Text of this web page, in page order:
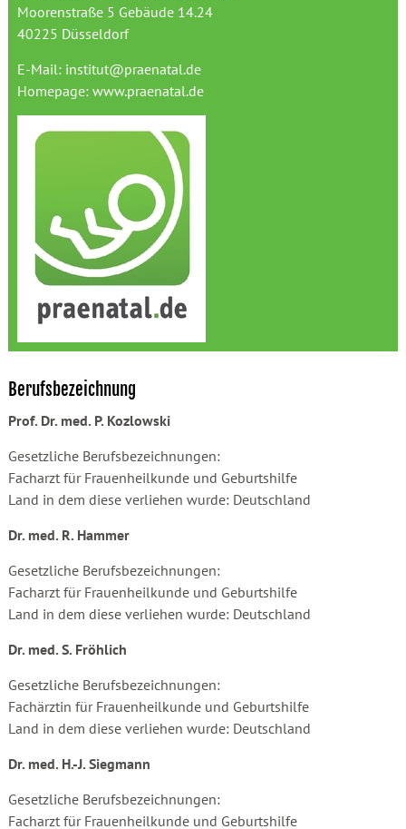
Moorenstraße 5 Gebäude 14.24
40225 Düsseldorf
E-Mail: institut@praenatal.de
Homepage: www.praenatal.de
Berufsbezeichnung
Prof. Dr. med. P. Kozlowski
Gesetzliche Berufsbezeichnungen:
Facharzt für Frauenheilkunde und Geburtshilfe
Land in dem diese verliehen wurde: Deutschland
Dr. med. R. Hammer
Gesetzliche Berufsbezeichnungen:
Facharzt für Frauenheilkunde und Geburtshilfe
Land in dem diese verliehen wurde: Deutschland
Dr. med. S. Fröhlich
Gesetzliche Berufsbezeichnungen:
Fachärztin für Frauenheilkunde und Geburtshilfe
Land in dem diese verliehen wurde: Deutschland
Dr. med. H.-J. Siegmann
Gesetzliche Berufsbezeichnungen:
Facharzt für Frauenheilkunde und Geburtshilfe